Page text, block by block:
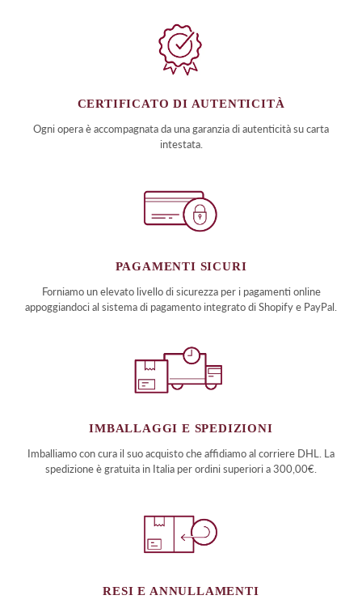
CERTIFICATO DI AUTENTICITÀ
Ogni opera è accompagnata da una garanzia di autenticità su carta
intestata.
PAGAMENTI SICURI
Forniamo un elevato livello di sicurezza per i pagamenti online
appoggiandoci al sistema di pagamento integrato di Shopify e PayPal.
IMBALLAGGI E SPEDIZIONI
Imballiamo con cura il suo acquisto che affidiamo al corriere DHL. La
spedizione è gratuita in Italia per ordini superiori a 300,00€.
RESI E ANNULLAMENTI